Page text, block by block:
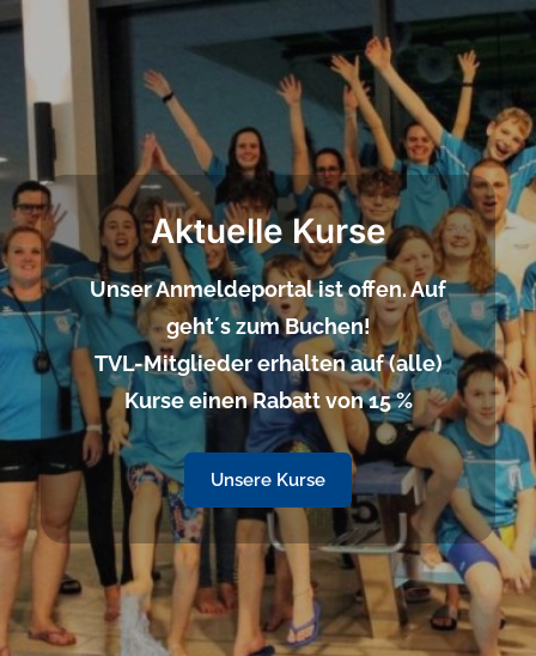
Aktuelle Kurse
Unser Anmeldeportal ist offen. Auf
geht´s zum Buchen!
TVL-Mitglieder erhalten auf (alle)
Kurse einen Rabatt von 15 %
Unsere Kurse